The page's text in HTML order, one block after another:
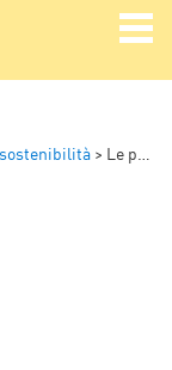
> Le parole della sostenibilità